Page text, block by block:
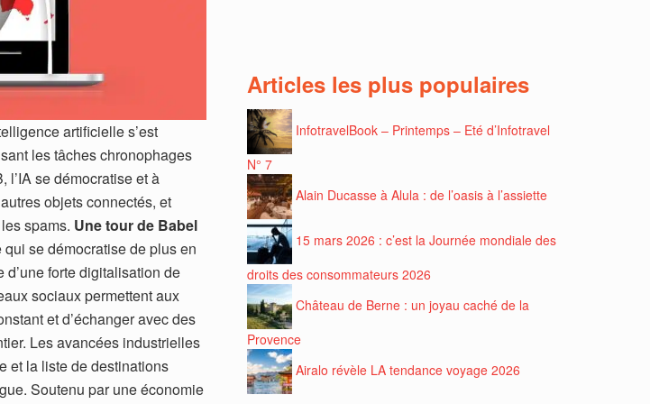
artificielle s’est
les tâches chronophages
l’IA se démocratise et à
objets connectés, et
spams. Une tour de Babel
se démocratise de plus en
forte digitalisation de
sociaux permettent aux
et d’échanger avec des
Les avancées industrielles
et la liste de destinations
Soutenu par une économie
Articles les plus populaires
InfotravelBook – Printemps – Eté d’Infotravel
N° 7
Alain Ducasse à Alula : de l’oasis à l’assiette
15 mars 2026 : c’est la Journée mondiale des
droits des consommateurs 2026
Château de Berne : un joyau caché de la
Provence
Airalo révèle LA tendance voyage 2026